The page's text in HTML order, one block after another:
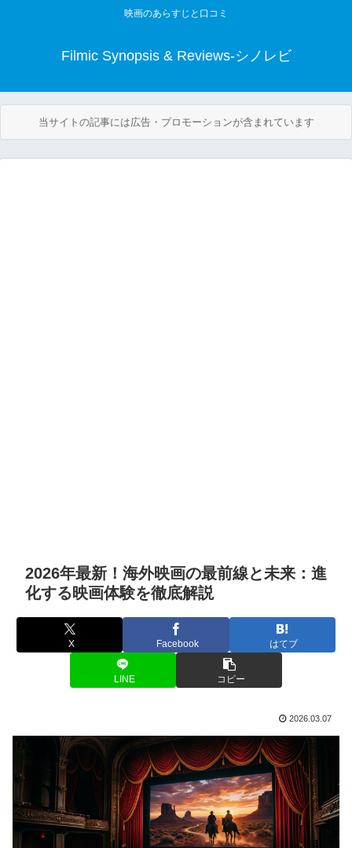
映画のあらすじと口コミ
Filmic Synopsis & Reviews-シノレビ
当サイトの記事には広告・プロモーションが含まれています
2026年最新！海外映画の最前線と未来：進
化する映画体験を徹底解説
X Facebook はてブ
LINE コピー
2026.03.07